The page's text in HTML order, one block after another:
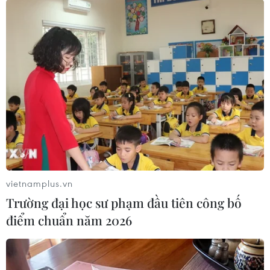
số xóa hoặc đình chỉ việc sử dụng dữ liệu của
mình do luật hiện hành chỉ quy định việc xử lý
dữ liệu thu thập bằng các phương pháp bất hợp
pháp./.
(TTXVN/Vietnam+)
vietnamplus.vn
Trường đại học sư phạm đầu tiên công bố
điểm chuẩn năm 2026